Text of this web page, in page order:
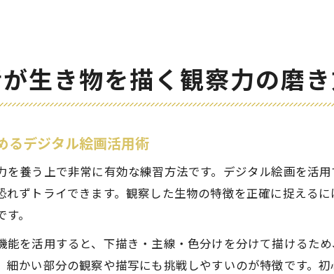
生き物を描く観察力の磨
るデジタル絵画活用術
を養う上で非常に有効な練習方法です。デジタル絵画を活
ずトライできます。観察した生物の特徴を正確に捉える
。
能を活用すると、下描き・主線・色分けを分けて描けるた
かい部分の観察や描写にも挑戦しやすいのが特徴です。